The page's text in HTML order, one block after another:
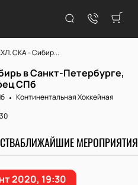
СКА - Сибир...
в Санкт-Петербурге,
СПб
Континентальная Хоккейная
БЛИЖАЙШИЕ МЕРОПРИЯТИЯ